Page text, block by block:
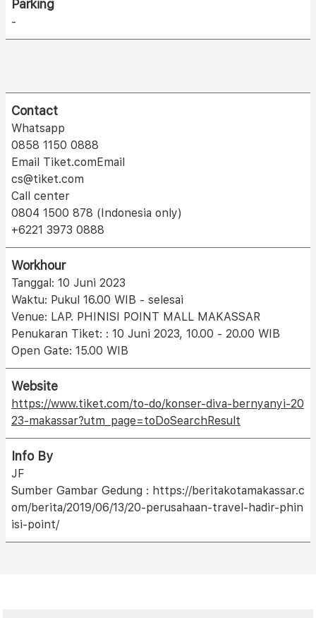
Parking
-
Contact
Whatsapp
0858 1150 0888
Email Tiket.comEmail
cs@tiket.com
Call center
0804 1500 878 (Indonesia only)
+6221 3973 0888
Workhour
Tanggal: 10 Juni 2023
Waktu: Pukul 16.00 WIB - selesai
Venue: LAP. PHINISI POINT MALL MAKASSAR
Penukaran Tiket: : 10 Juni 2023, 10.00 - 20.00 WIB
Open Gate: 15.00 WIB
Website
https://www.tiket.com/to-do/konser-diva-bernyanyi-20
23-makassar?utm_page=toDoSearchResult
Info By
JF
Sumber Gambar Gedung : https://beritakotamakassar.c
om/berita/2019/06/13/20-perusahaan-travel-hadir-phin
isi-point/